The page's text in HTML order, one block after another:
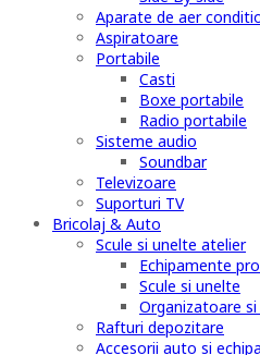
Aparate de aer
Aspiratoare
Portabile
Casti
Boxe portabile
Radio portabile
Sisteme audio
Soundbar
Televizoare
Suporturi TV
Bricolaj & Auto
Scule si unelte atelier
Echipamente
Scule si unelte
Organizatoare
Rafturi depozitare
Accesorii auto si